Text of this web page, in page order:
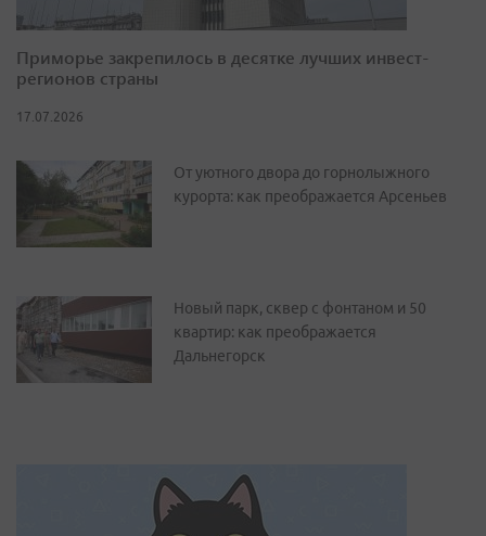
Приморье закрепилось в десятке лучших инвест-
регионов страны
17.07.2026
От уютного двора до горнолыжного
курорта: как преображается Арсеньев
Новый парк, сквер с фонтаном и 50
квартир: как преображается
Дальнегорск